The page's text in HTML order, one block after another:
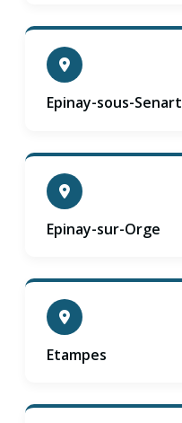
Epinay-sous-Senart
Epinay-sur-Orge
Etampes